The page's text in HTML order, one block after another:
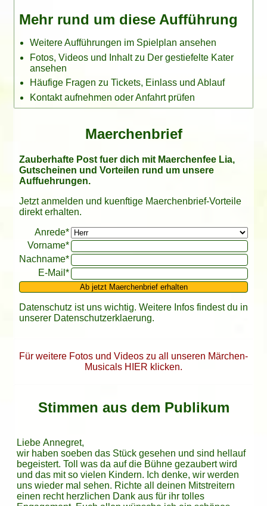
Mehr rund um diese Aufführung
Weitere Aufführungen im Spielplan ansehen
Fotos, Videos und Inhalt zu Der gestiefelte Kater
ansehen
Häufige Fragen zu Tickets, Einlass und Ablauf
Kontakt aufnehmen oder Anfahrt prüfen
Maerchenbrief
Zauberhafte Post fuer dich mit Maerchenfee Lia,
Gutscheinen und Vorteilen rund um unsere
Auffuehrungen.
Jetzt anmelden und kuenftige Maerchenbrief-Vorteile
direkt erhalten.
Anrede*
Vorname*
Nachname*
E-Mail*
Bitte leer lassen
Ab jetzt Maerchenbrief erhalten
Datenschutz ist uns wichtig. Weitere Infos findest du in
unserer Datenschutzerklaerung.
Für weitere Fotos und Videos zu all unseren Märchen-
Musicals HIER klicken.
Stimmen aus dem Publikum
Liebe Annegret,
wir haben soeben das Stück gesehen und sind hellauf
begeistert. Toll was da auf die Bühne gezaubert wird
und das mit so vielen Kindern. Ich denke, wir werden
uns wieder mal sehen. Richte all deinen Mitstreitern
einen recht herzlichen Dank aus für ihr tolles